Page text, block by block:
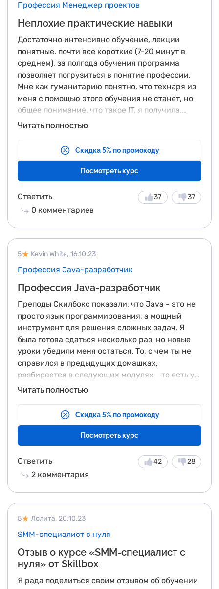
Профессия Менеджер проектов
Неплохие практические навыки
Достаточно интенсивно обучение, лекции
понятные, почти все короткие (7-20 минут в
среднем), за полгода обучения программа
позволяет погрузиться в понятие профессии.
Мне как гуманитарию понятно, что технаря из
меня с помощью этого обучения не станет, но
общее понимание, что такое IT, я получила.
Хороший курс по Экселю, пригодится на мой
был понятен в силу того, что раньше профессия
была связана с этой темой. Курс по
профессиям в айти-сфере и новым
технологиям позволяет познакомиться с этой
темой тем, кто вообще не знал чем отличаются
бэкэнд и фронтэнд.
Резюмируя, все же считаю, что для
поэтому ставлю 4 звезды
Читать полностью
Скидка 5% по промокоду
Посмотреть курс
Ответить
0 комментариев
37
37
5 16.10.23
Kevin White,
Профессия Java-разработчик
Профессия Java-разработчик
Преподы Скилбокс показали, что Java - это не
просто язык программирования, а мощный
инструмент для решения сложных задач. Я
была готова сдаться несколько раз, но новые
уроки убедили меня остаться. То, с чем ты не
справился в предыдущих домашках,
разбирается в следующих модулях - то есть у
тебя есть шанс сделать все самому и
Сейчас я готова идти в мир как
курс не только дал мне навыки, но и вдохновил
на создание программ, которые будут
востребованы. Я горжусь своим путем и готова
внести свой след в мире программирования.
Читать полностью
Скидка 5% по промокоду
Посмотреть курс
Ответить
2 комментария
28
42
5 20.10.23
Лолита,
SMM-специалист с нуля
Отзыв о курсе «SMM-специалист с
нуля» от Skillbox
Я рада поделиться своим отзывом об обучении